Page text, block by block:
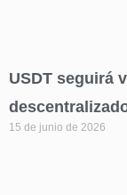
USDT seguirá
15 de junio de 2026